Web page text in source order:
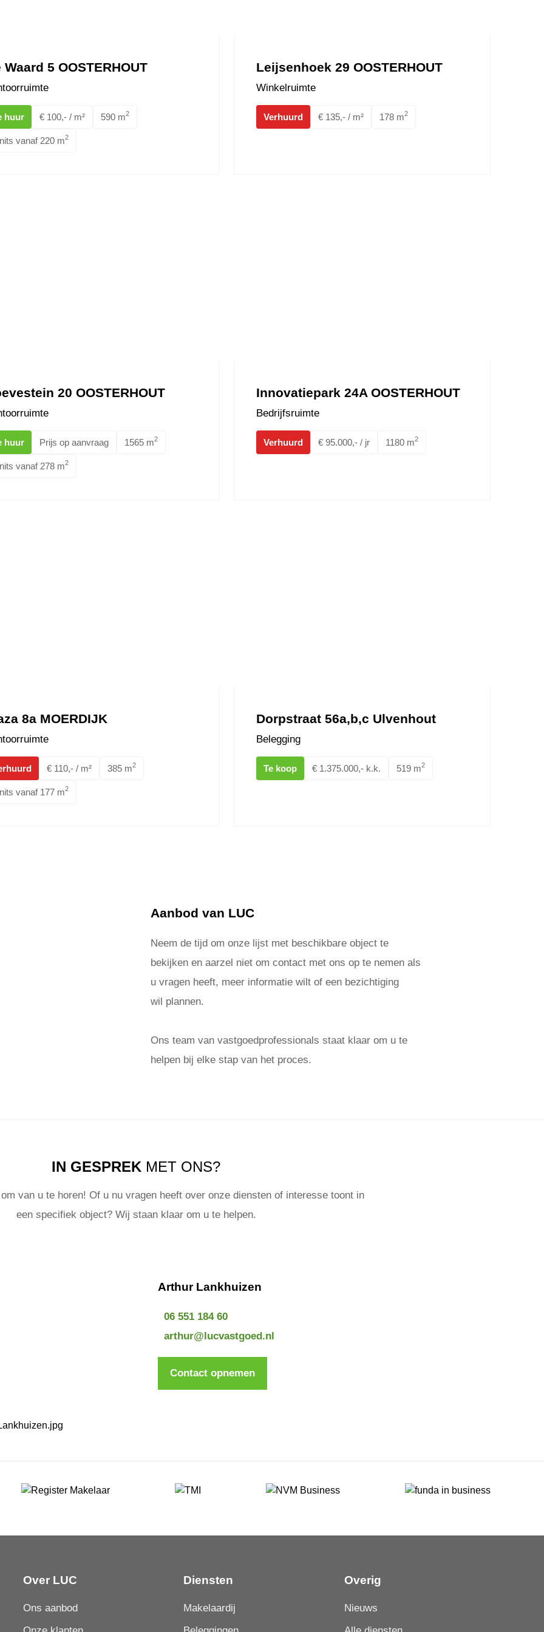
Waard 5 OOSTERHOUT
huur € 100,- / m² 590 m2
vanaf 220 m2
Leijsenhoek 29 OOSTERHOUT
Winkelruimte
Verhuurd € 135,- / m² 178 m2
20 OOSTERHOUT
huur Prijs op aanvraag 1565 m2
vanaf 278 m2
Innovatiepark 24A OOSTERHOUT
Bedrijfsruimte
Verhuurd € 95.000,- / jr 1180 m2
8a MOERDIJK
€ 110,- / m² 385 m2
vanaf 177 m2
Dorpstraat 56a,b,c Ulvenhout
Belegging
Te koop € 1.375.000,- k.k. 519 m2
Aanbod van LUC
Neem de tijd om onze lijst met beschikbare object te
bekijken en aarzel niet om contact met ons op te nemen als
u vragen heeft, meer informatie wilt of een bezichtiging
wil plannen.
Ons team van vastgoedprofessionals staat klaar om u te
helpen bij elke stap van het proces.
IN GESPREK MET ONS?
van u te horen! Of u nu vragen heeft over onze diensten of interesse toont in
een specifiek object? Wij staan klaar om u te helpen.
Arthur Lankhuizen
06 551 184 60
arthur@lucvastgoed.nl
Contact opnemen
Over LUC
Ons aanbod
Diensten
Makelaardij
Overig
Nieuws